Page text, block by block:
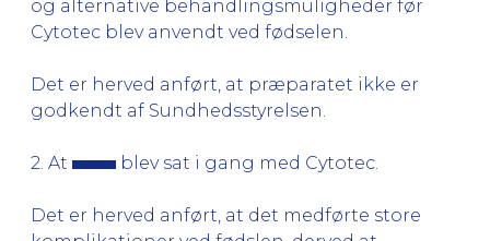
og alternative behandlingsmuligheder før
Cytotec blev anvendt ved fødselen.
Det er herved anført, at præparatet ikke er
godkendt af Sundhedsstyrelsen.
2. At blev sat i gang med Cytotec.
Det er herved anført, at det medførte store